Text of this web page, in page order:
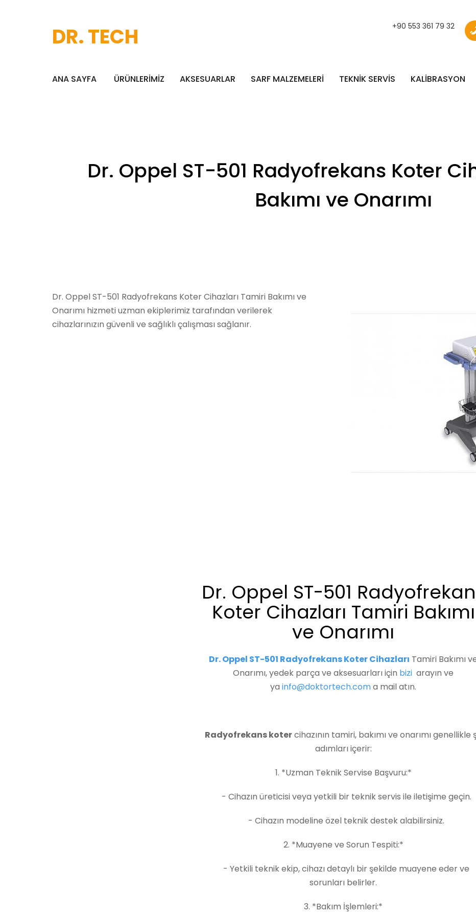
DR. TECH +90 553 361 79 32
ANA SAYFA ÜRÜNLERİMİZ AKSESUARLAR SARF MALZEMELERİ TEKNİK SERVİS KALİBRASYON
Dr. Oppel ST-501 Radyofrekans Koter
Bakımı ve Onarımı
Dr. Oppel ST-501 Radyofrekans Koter Cihazları Tamiri Bakımı ve
Onarımı hizmeti uzman ekiplerimiz tarafından verilerek
cihazlarınızın güvenli ve sağlıklı çalışması sağlanır.
Dr. Oppel ST-501
Koter Cihazları Tamiri Bakımı
ve Onarımı
Dr. Oppel ST-501 Radyofrekans Koter Cihazları Tamiri Bakımı
Onarımı, yedek parça ve aksesuarları için bizi arayın ve
ya info@doktortech.coma mail atın.
Radyofrekans kotercihazının tamiri, bakımı ve onarımı genellikle
adımları içerir:
1. *Uzman Teknik Servise Başvuru:*
- Cihazın üreticisi veya yetkili bir teknik servis ile iletişime geçin.
- Cihazın modeline özel teknik destek alabilirsiniz.
2. *Muayene ve Sorun Tespiti:*
- Yetkili teknik ekip, cihazı detaylı bir şekilde muayene eder ve
sorunları belirler.
3. *Bakım İşlemleri:*